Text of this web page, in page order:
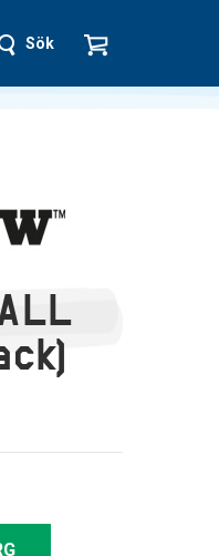
Sök